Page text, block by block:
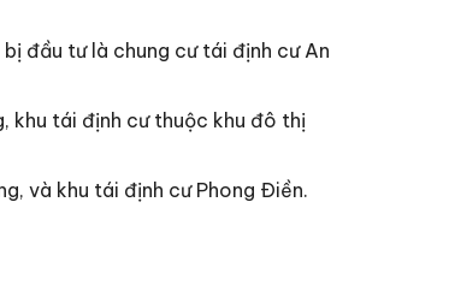
đầu tư là chung cư tái định cư An
khu tái định cư thuộc khu đô thị
và khu tái định cư Phong Ðiền.